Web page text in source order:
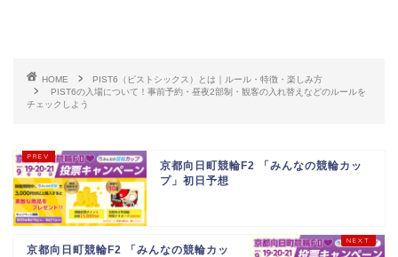
HOME
PIST6（ピストシックス）とは｜ルール・特徴・楽しみ方
PIST6の入場について！事前予約・昼夜2部制・観客の入れ替えなどのルールを
チェックしよう
京都向日町競輪F2 「みんなの競輪カッ
プ」初日予想
京都向日町競輪F2 「みんなの競輪カッ